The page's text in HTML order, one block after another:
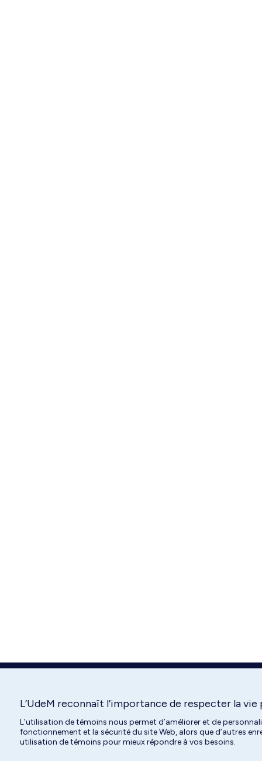
L’UdeM reconnaît l’importance de respecter la vie
L’utilisation de témoins nous permet d’améliorer et de
fonctionnement et la sécurité du site Web, alors que d’autres
utilisation de témoins pour mieux répondre à vos besoins.